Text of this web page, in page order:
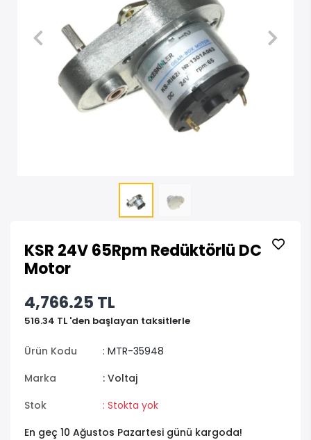
KSR 24V 65Rpm Redüktörlü DC
Motor
4,766.25 TL
516.34 TL 'den başlayan taksitlerle
Ürün Kodu
: MTR-35948
Marka
: Voltaj
Stok
: Stokta yok
En geç 10 Ağustos Pazartesi günü kargoda!